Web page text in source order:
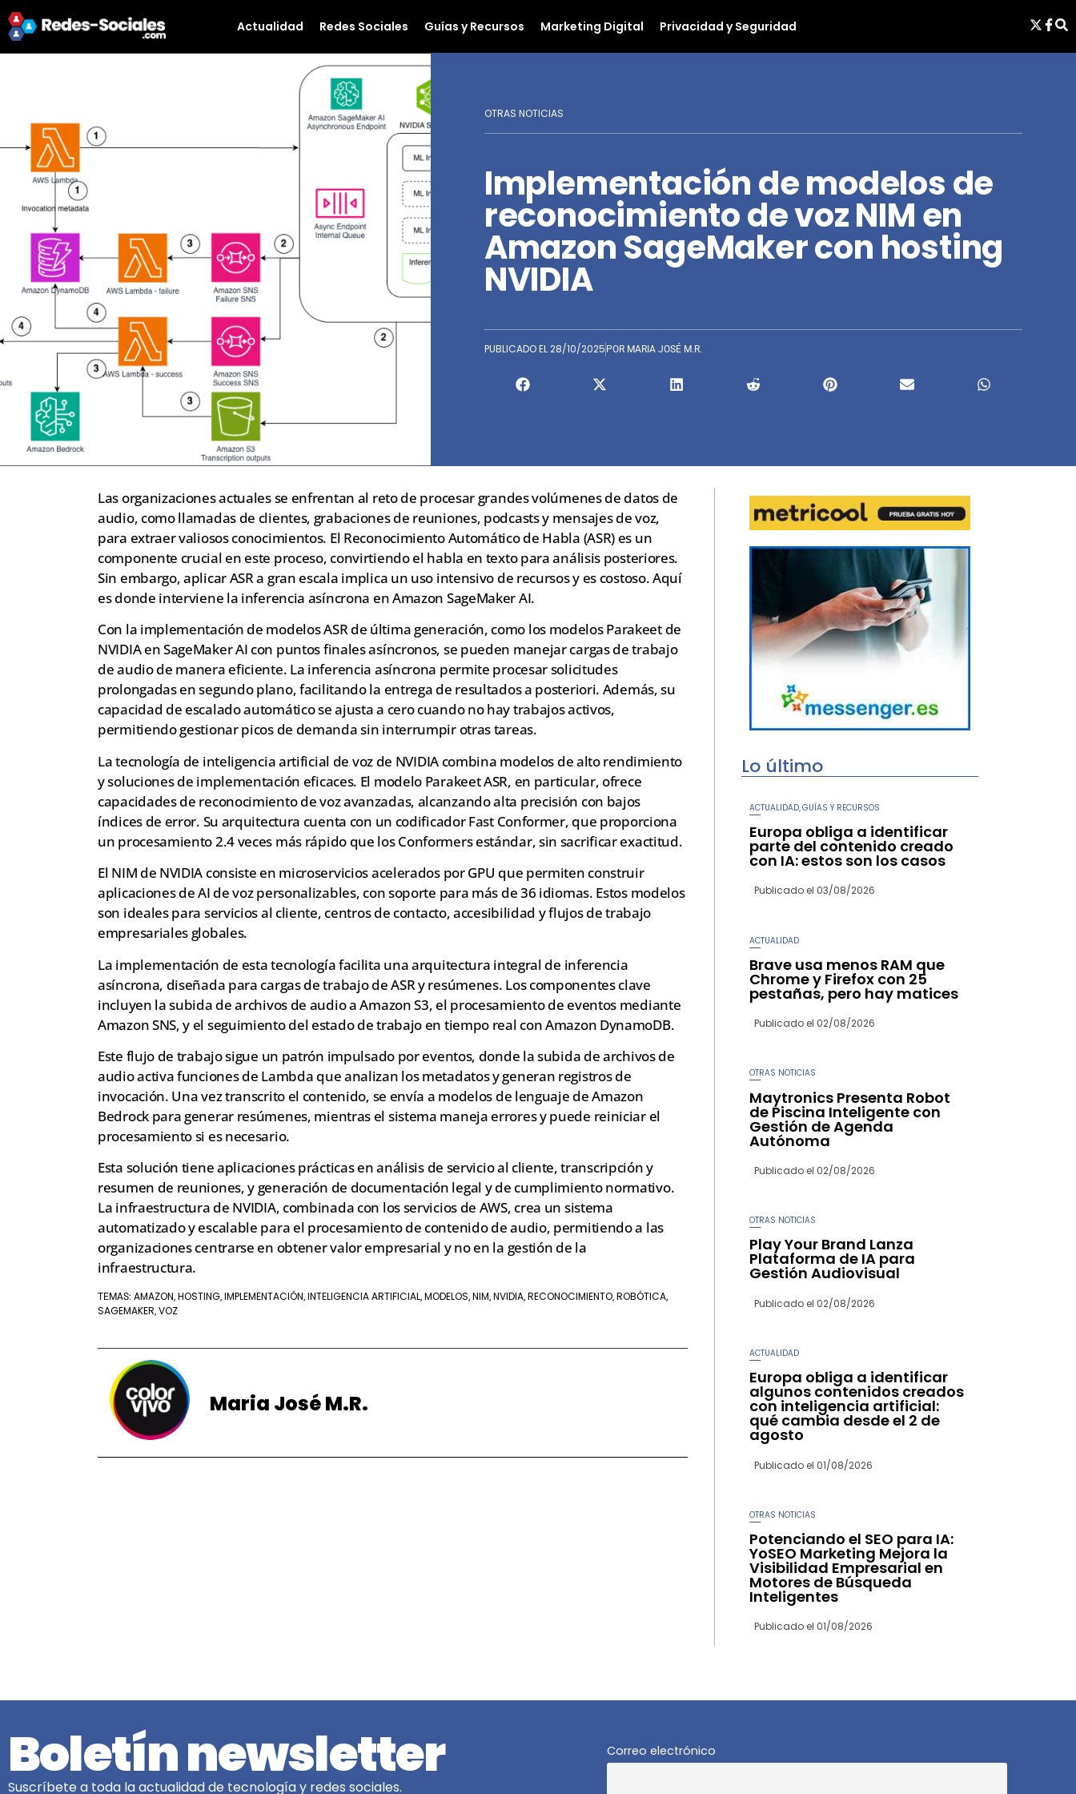
Actualidad Redes Sociales Guías y Recursos Marketing Digital Privacidad y Seguridad
OTRAS NOTICIAS
Implementación de modelos de
reconocimiento de voz NIM en
Amazon SageMaker con hosting
NVIDIA
PUBLICADO EL28/10/2025 POR MARIA JOSÉ M.R.
Las organizaciones actuales se enfrentan al reto de procesar grandes volúmenes de datos de
audio, como llamadas de clientes, grabaciones de reuniones, podcasts y mensajes de voz,
para extraer valiosos conocimientos. El Reconocimiento Automático de Habla (ASR) es un
componente crucial en este proceso, convirtiendo el habla en texto para análisis posteriores.
Sin embargo, aplicar ASR a gran escala implica un uso intensivo de recursos y es costoso. Aquí
es donde interviene la inferencia asíncrona en Amazon SageMaker AI.
Con la implementación de modelos ASR de última generación, como los modelos Parakeet de
NVIDIA en SageMaker AI con puntos finales asíncronos, se pueden manejar cargas de trabajo
de audio de manera eficiente. La inferencia asíncrona permite procesar solicitudes
prolongadas en segundo plano, facilitando la entrega de resultados a posteriori. Además, su
capacidad de escalado automático se ajusta a cero cuando no hay trabajos activos,
permitiendo gestionar picos de demanda sin interrumpir otras tareas.
La tecnología de inteligencia artificial de voz de NVIDIA combina modelos de alto rendimiento
y soluciones de implementación eficaces. El modelo Parakeet ASR, en particular, ofrece
capacidades de reconocimiento de voz avanzadas, alcanzando alta precisión con bajos
índices de error. Su arquitectura cuenta con un codificador Fast Conformer, que proporciona
un procesamiento 2.4 veces más rápido que los Conformers estándar, sin sacrificar exactitud.
El NIM de NVIDIA consiste en microservicios acelerados por GPU que permiten construir
aplicaciones de AI de voz personalizables, con soporte para más de 36 idiomas. Estos modelos
son ideales para servicios al cliente, centros de contacto, accesibilidad y flujos de trabajo
empresariales globales.
La implementación de esta tecnología facilita una arquitectura integral de inferencia
asíncrona, diseñada para cargas de trabajo de ASR y resúmenes. Los componentes clave
incluyen la subida de archivos de audio a Amazon S3, el procesamiento de eventos mediante
Amazon SNS, y el seguimiento del estado de trabajo en tiempo real con Amazon DynamoDB.
Este flujo de trabajo sigue un patrón impulsado por eventos, donde la subida de archivos de
audio activa funciones de Lambda que analizan los metadatos y generan registros de
invocación. Una vez transcrito el contenido, se envía a modelos de lenguaje de Amazon
Bedrock para generar resúmenes, mientras el sistema maneja errores y puede reiniciar el
procesamiento si es necesario.
Esta solución tiene aplicaciones prácticas en análisis de servicio al cliente, transcripción y
resumen de reuniones, y generación de documentación legal y de cumplimiento normativo.
La infraestructura de NVIDIA, combinada con los servicios de AWS, crea un sistema
automatizado y escalable para el procesamiento de contenido de audio, permitiendo a las
organizaciones centrarse en obtener valor empresarial y no en la gestión de la
infraestructura.
TEMAS: AMAZON HOSTING IMPLEMENTACIÓN INTELIGENCIA ARTIFICIAL MODELOS NIM NVIDIA RECONOCIMIENTO ROBÓTICA
SAGEMAKER VOZ
Maria José M.R.
Lo último
ACTUALIDAD GUÍAS Y RECURSOS
Europa obliga a identificar
parte del contenido creado
con IA: estos son los casos
Publicado el 03/08/2026
ACTUALIDAD
Brave usa menos RAM que
Chrome y Firefox con 25
pestañas, pero hay matices
Publicado el 02/08/2026
OTRAS NOTICIAS
Maytronics Presenta Robot
de Piscina Inteligente con
Gestión de Agenda
Autónoma
Publicado el 02/08/2026
OTRAS NOTICIAS
Play Your Brand Lanza
Plataforma de IA para
Gestión Audiovisual
Publicado el 02/08/2026
ACTUALIDAD
Europa obliga a identificar
algunos contenidos creados
con inteligencia artificial:
qué cambia desde el 2 de
agosto
Publicado el 01/08/2026
OTRAS NOTICIAS
Potenciando el SEO para IA:
YoSEO Marketing Mejora la
Visibilidad Empresarial en
Motores de Búsqueda
Inteligentes
Publicado el 01/08/2026
Boletín newsletter
Suscríbete a toda la actualidad de tecnología y redes sociales.
Correo electrónico